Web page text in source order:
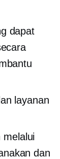
dapat
layanan
melalui
dan